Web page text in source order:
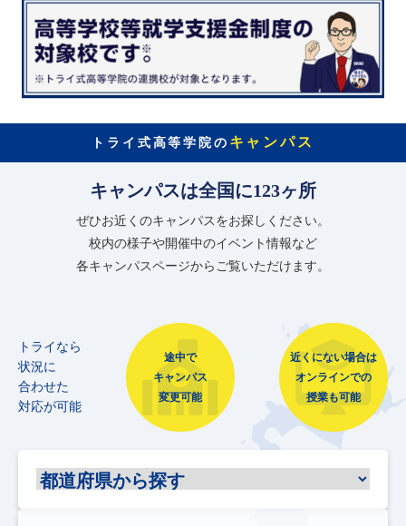
トライ式高等学院の キャンパス
キャンパスは全国に123ヶ所
ぜひお近くのキャンパスをお探しください。
校内の様子や開催中のイベント情報など
各キャンパスページからご覧いただけます。
トライなら
状況に
合わせた
対応が可能
途中で
キャンパス
変更可能
近くにない場合は
オンラインでの
授業も可能